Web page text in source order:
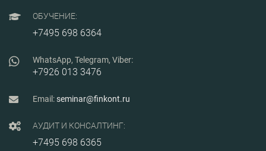
ОБУЧЕНИЕ:
+7495 698 6364
WhatsApp, Telegram, Viber:
+7926 013 3476
Email:seminar@finkont.ru
АУДИТ И КОНСАЛТИНГ:
+7495 698 6365